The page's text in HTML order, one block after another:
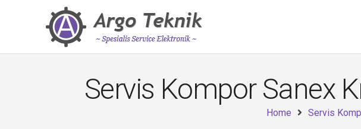
Servis Kompor Sanex
Home Servis